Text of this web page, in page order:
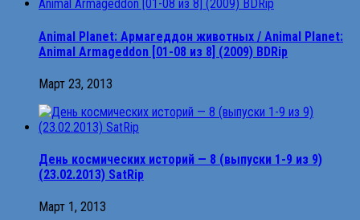
Animal Planet: Армагеддон животных / Animal Planet:
Animal Armageddon [01-08 из 8] (2009) BDRip
Март 23, 2013
День космических историй — 8 (выпуски 1-9 из 9)
(23.02.2013) SatRip
Март 1, 2013